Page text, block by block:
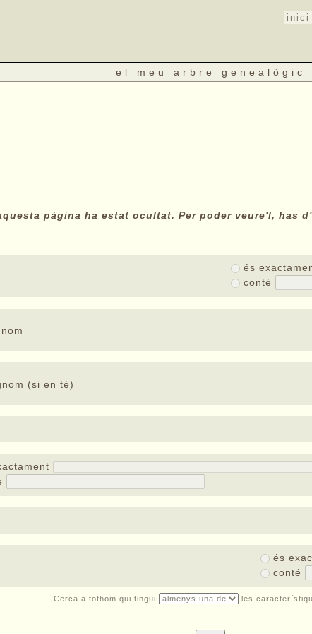
inici
el meu arbre genealògic
pàgina ha estat ocultat. Per poder veure'l, has
és
conté
(si en té)
és
conté
Cerca a tothom qui tingui les